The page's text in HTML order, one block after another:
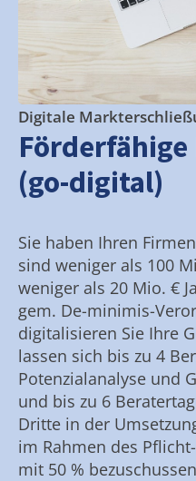
Digitale
(go-digital)
Sie haben Ihren
sind weniger als 100
weniger als 20 Mio. €
gem. De-minimis-
digitalisieren Sie Ihre
lassen sich bis zu 4
Potenzialanalyse und
und bis zu 6
Dritte in der
im Rahmen des
mit 50 %